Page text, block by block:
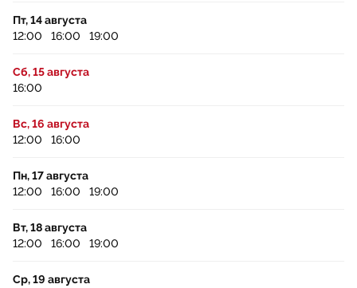
Пт, 14 августа
12:00
16:00 19:00
Сб, 15 августа
16:00
Вс, 16 августа
12:00
16:00
Пн, 17 августа
12:00
16:00 19:00
Вт, 18 августа
12:00
16:00 19:00
Ср, 19 августа